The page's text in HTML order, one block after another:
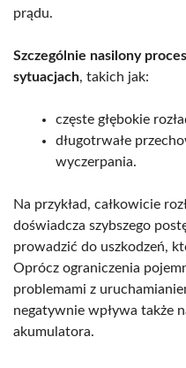
prądu.
Szczególnie nasilony
sytuacjach, takich jak:
częste głębokie
długotrwałe
wyczerpania.
Na przykład, całkowicie
doświadcza szybszego
prowadzić do uszkodzeń,
Oprócz ograniczenia
problemami z
negatywnie wpływa także
akumulatora.